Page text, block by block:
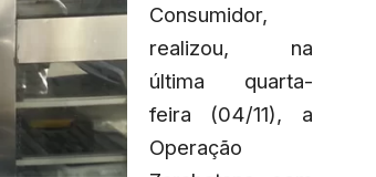
Consumidor,
realizou, na
última quarta-
feira (04/11), a
Operação